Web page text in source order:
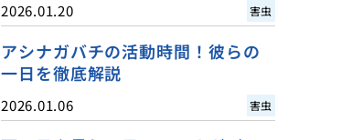
2026.01.20 害虫
アシナガバチの活動時間！彼らの
一日を徹底解説
2026.01.06 害虫